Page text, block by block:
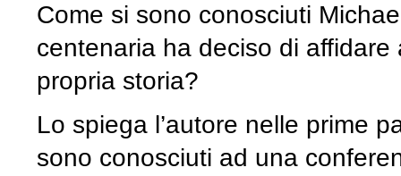
Come si sono conosciuti
centenaria ha deciso di
propria storia?
Lo spiega l’autore nelle prime
sono conosciuti ad una